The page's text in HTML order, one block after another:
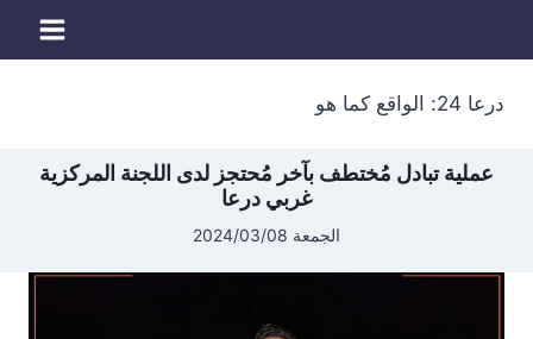
درعا 24: الواقع كما هو
عملية تبادل مُختطف بآخر مُحتجز لدى اللجنة المركزية
غربي درعا
الجمعة 2024/03/08